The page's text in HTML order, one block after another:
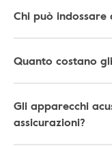
Chi può indossare
Quanto costano
Gli apparecchi
assicurazioni?